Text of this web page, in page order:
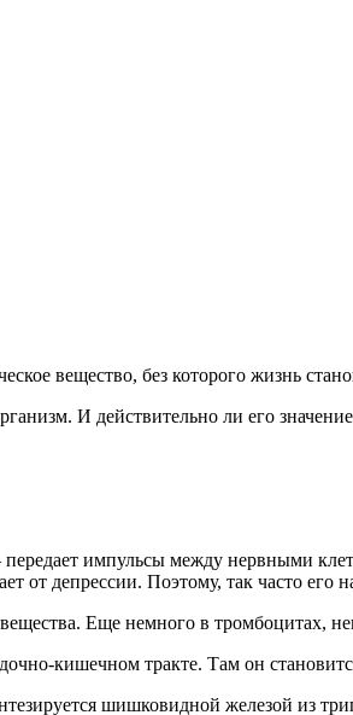
вещество, без которого жизнь
И действительно ли его
импульсы между нервными
от депрессии. Поэтому, так часто его
Еще немного в тромбоцитах,
кишечном тракте. Там он
шишковидной железой из